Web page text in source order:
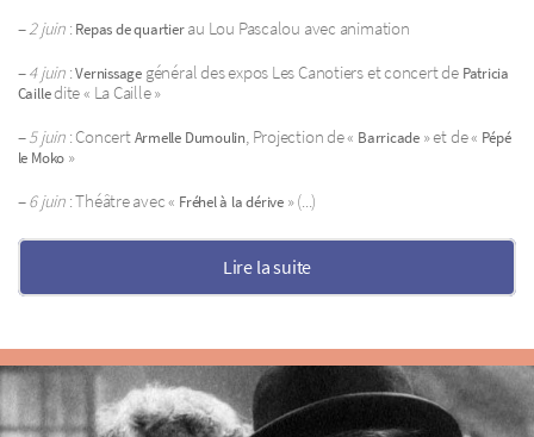
–2 juin: Repas de quartierau Lou Pascalou avec animation
–4 juin:Vernissage général des expos Les Canotiers et concert de Patricia
Cailledite « La Caille »
–5 juin: ConcertArmelle Dumoulin, Projection de « Barricade » et de « Pépé
le Moko »
–6 juin: Théâtre avec « Fréhel à la dérive » (...)
Lire la suite